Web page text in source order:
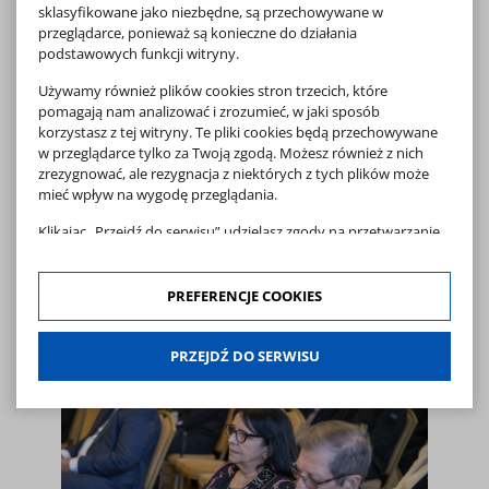
NIECOdziennik Muzealny -
Helena Jurgielewiczowa (1897-
1980) – lekarz medycyny
weterynaryjnej i oficer Wojska
Polskiego
10 02 2026
naukowca - Odo Bujwida oraz Kazimiery Bujwidowej
w historii Polski jako postać wyjątkowa
więcejo NIECOdziennik
sklasyfikowane jako niezbędne, są przechowywane w
przeglądarce, ponieważ są konieczne do działania
podstawowych funkcji witryny.
Używamy również plików cookies stron trzecich, które
pomagają nam analizować i zrozumieć, w jaki sposób
korzystasz z tej witryny. Te pliki cookies będą przechowywane
w przeglądarce tylko za Twoją zgodą. Możesz również z nich
zrezygnować, ale rezygnacja z niektórych z tych plików może
mieć wpływ na wygodę przeglądania.
Klikając „Przejdź do serwisu” udzielasz zgody na przetwarzanie
naszej stronie. Dane są zbierane w celach zgodnych z naszą
polityką prywatnościorazpolityką cookies. Zgoda jest
klikając w "Preferencje cookies".
cookies.
PREFERENCJE COOKIES
PRZEJDŹ DO SERWISU